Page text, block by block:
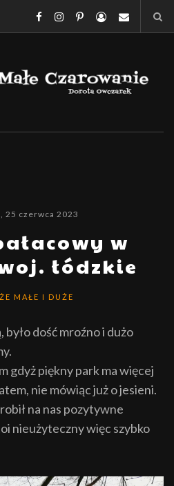
25 czerwca 2023
w
łódzkie
MAŁE I DUŻE
dość mroźno i dużo
gdyż piękny park ma więcej
nie mówiąc już o jesieni.
na nas pozytywne
nieużyteczny więc szybko